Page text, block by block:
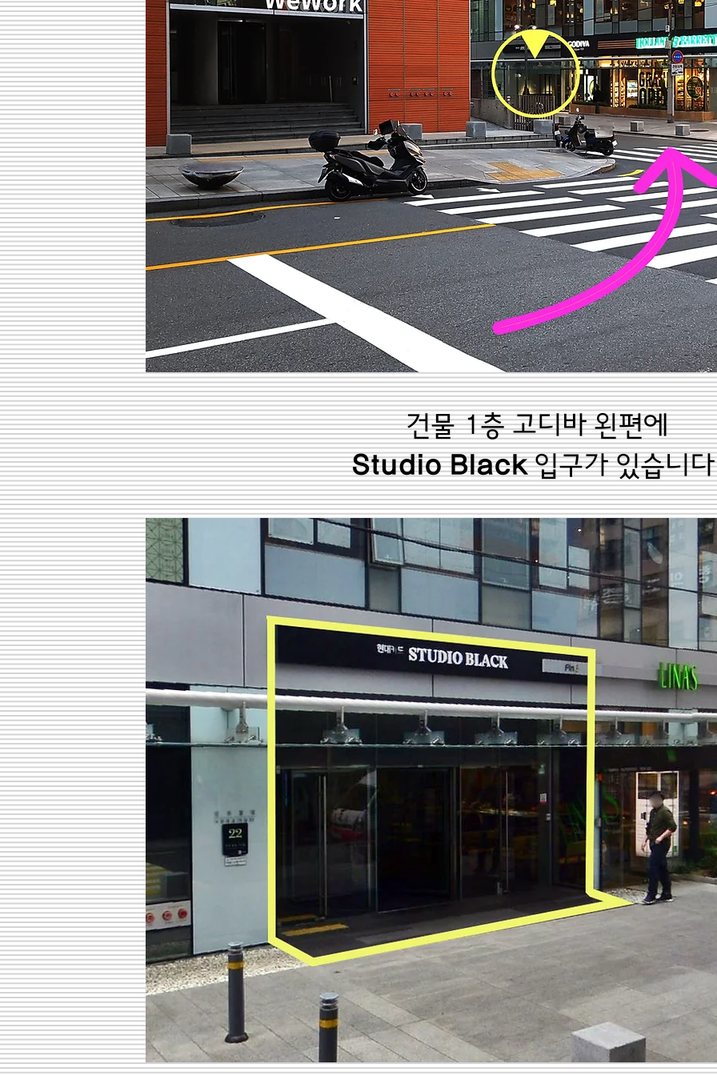
건물 1층 고디바 왼편에
Studio Black입구가 있습니